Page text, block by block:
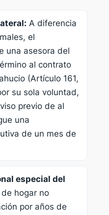
A diferencia
el
una asesora del
al contrato
(Artículo 161,
su sola voluntad,
previo de al
una
de un mes de
especial del
hogar no
por años de